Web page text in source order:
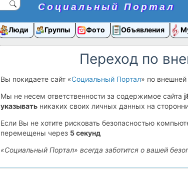
Социальный Портал
Люди Группы Фото Объявления
Переход по
Вы покидаете сайт «Социальный Портал» по
Мы не несем ответственности за содержимое сайта
указывать никаких своих личных данных на
Если Вы не хотите рисковать безопасностью
перемещены через 5секунд
«Социальный Портал» всегда заботится о вашей